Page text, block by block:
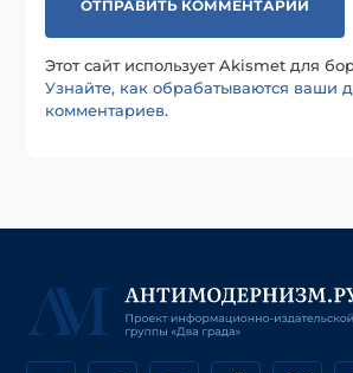
Этот сайт использует Akismet для
Узнайте, как обрабатываются ваши
комментариев.